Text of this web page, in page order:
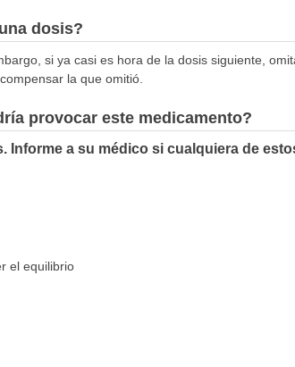
dosis?
si ya casi es hora de la dosis siguiente,
la que omitió.
provocar este medicamento?
a su médico si cualquiera de
el equilibrio